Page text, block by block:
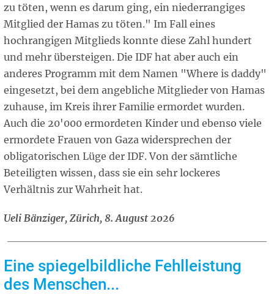
zu töten, wenn es darum ging, ein niederrangiges
Mitglied der Hamas zu töten." Im Fall eines
hochrangigen Mitglieds konnte diese Zahl hundert
und mehr übersteigen. Die IDF hat aber auch ein
anderes Programm mit dem Namen "Where is daddy"
eingesetzt, bei dem angebliche Mitglieder von Hamas
zuhause, im Kreis ihrer Familie ermordet wurden.
Auch die 20'000 ermordeten Kinder und ebenso viele
ermordete Frauen von Gaza widersprechen der
obligatorischen Lüge der IDF. Von der sämtliche
Beteiligten wissen, dass sie ein sehr lockeres
Verhältnis zur Wahrheit hat.
Ueli Bänziger, Zürich, 8. August 2026
Eine spiegelbildliche Fehlleistung
des Menschen...